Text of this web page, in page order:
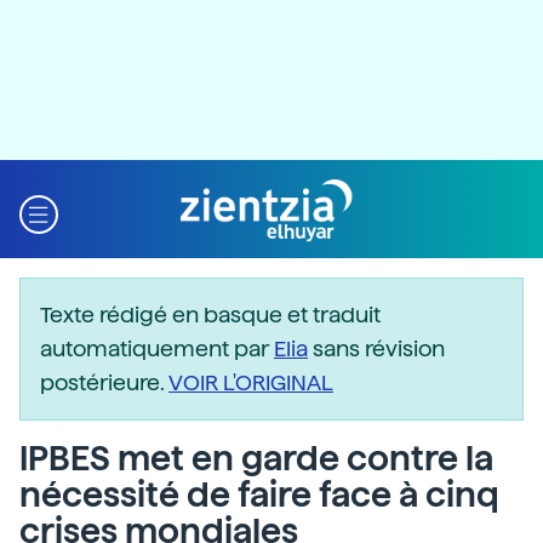
Texte rédigé en basque et traduit
automatiquement parEliasans révision
postérieure.VOIR L'ORIGINAL
IPBES met en garde contre la
nécessité de faire face à cinq
crises mondiales